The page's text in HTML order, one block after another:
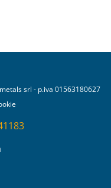
srl - p.iva 01563180627